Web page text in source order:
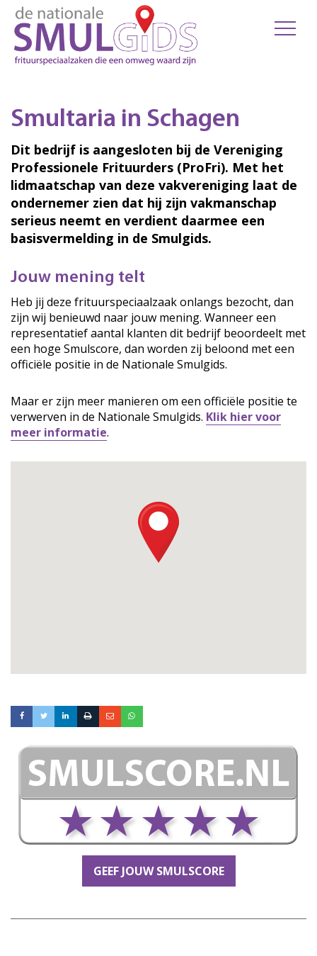
Smultaria in Schagen
Dit bedrijf is aangesloten bij de Vereniging
Professionele Frituurders (ProFri). Met het
lidmaatschap van deze vakvereniging laat de
ondernemer zien dat hij zijn vakmanschap
serieus neemt en verdient daarmee een
basisvermelding in de Smulgids.
Jouw mening telt
Heb jij deze frituurspeciaalzaak onlangs bezocht, dan
zijn wij benieuwd naar jouw mening. Wanneer een
representatief aantal klanten dit bedrijf beoordeelt met
een hoge Smulscore, dan worden zij beloond met een
officiële positie in de Nationale Smulgids.
Maar er zijn meer manieren om een officiële positie te
verwerven in de Nationale Smulgids. Klik hier voor
meer informatie.
GEEF JOUW SMULSCORE